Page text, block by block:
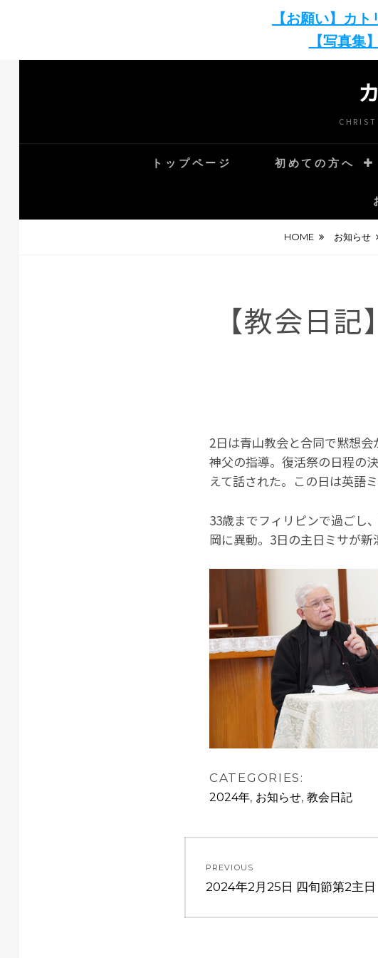
【お願い】カ
【写真集
トップページ 初めての方へ
HOME お知らせ
【教会日
2日は青山教会と合同で黙想
神父の指導。復活祭の日程の
えて話された。この日は英語
33歳までフィリピンで過ごし
岡に異動。3日の主日ミサが新
CATEGORIES:
2024年, お知らせ, 教会日記
稿
ナ
PREVIOUS
Previous
2024年2月25日 四旬節第2主日